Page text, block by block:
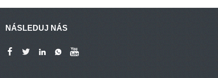
NÁSLEDUJ NÁS